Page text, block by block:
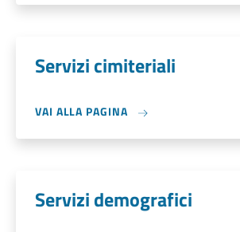
Servizi cimiteriali
VAI ALLA PAGINA
Servizi demografici